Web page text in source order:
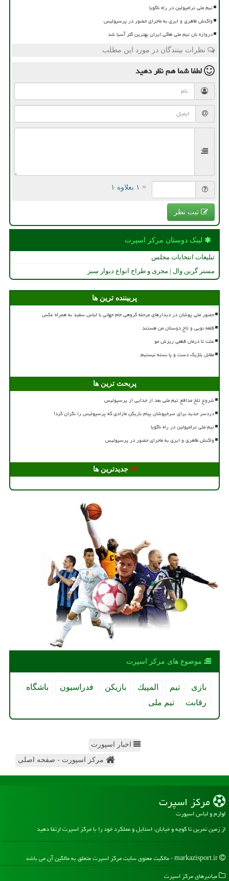
تیم ملی ترامپولین در راه ناگویا
واکنش طاهری و ایری به ماجرای حضور در پرسپولیس
دروازه بان تیم ملی هاکی ایران بهترین گلر آسیا شد
نظرات بینندگان در مورد این مطلب
لطفا شما همنظر دهید
= ۱ بعلاوه ۱
ثبت نظر
لینک دوستان مركز اسپرت
تبلیغات انتخابات مجلس
مستر گرین وال | مجری و طراح انواع دیوار سبز
پربیننده ترین ها
حضور ملی پوشان در دیدارهای مرحله گروهی جام جهانی با لباس سفید به همراه عکس
قلعه نویی و تاج دوستان من هستند
علت تا درمان قطعی ریزش مو
مقابل بلژیک دست و پا بسته نیستیم
پربحث ترین ها
شروع تلخ مدافع تیم ملی بعد از جدایی از پرسپولیس
دردسر جدید برای سرخپوشان پیام بازیکن مازادی که پرسپولیس را نگران کرد!
تیم ملی ترامپولین در راه ناگویا
واکنش طاهری و ایری به ماجرای حضور در پرسپولیس
جدیدترین ها
موضوع های مركز اسپرت
بازی تیم المپیك بازیكن فدراسیون
باشگاه
رقابت
تیم ملی
اخبار اسپورت
مرکز اسپورت - صفحه اصلی
مركز اسپرت
لوازم و لباس اسپورت
از زمین تمرین تا کوچه و خیابان، استایل و عملکرد خود را با مرکز اسپرت ارتقا دهید
میانبرهای مركز اسپرت